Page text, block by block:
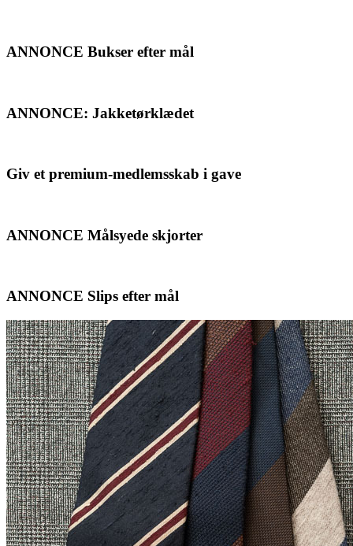
ANNONCE Bukser efter mål
ANNONCE: Jakketørklædet
Giv et premium-medlemsskab i gave
ANNONCE Målsyede skjorter
ANNONCE Slips efter mål